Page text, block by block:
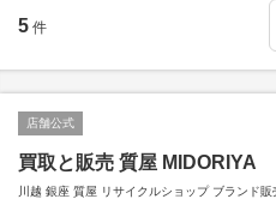
5 件
店舗公式
買取と販売 質屋 MIDORIYA
川越 銀座 質屋 リサイクルショップ ブランド